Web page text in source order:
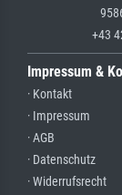
+43
Impressum &
· Kontakt
· Impressum
· AGB
· Datenschutz
· Widerrufsrecht